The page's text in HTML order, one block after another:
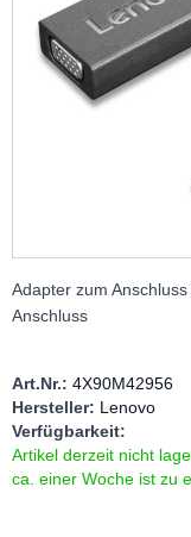
Adapter zum
Anschluss
Art.Nr.: 4X90M42956
Hersteller: Lenovo
Verfügbarkeit:
Artikel derzeit nicht
ca. einer Woche ist zu